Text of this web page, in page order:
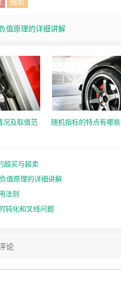
值原理的详细讲解
况及取值范
随机指标的特点有哪些
超买与超卖
值原理的详细讲解
法则
钝化和叉线问题
论